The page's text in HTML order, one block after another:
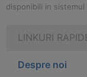
disponibili in sistemul
LINKURI
Despre noi